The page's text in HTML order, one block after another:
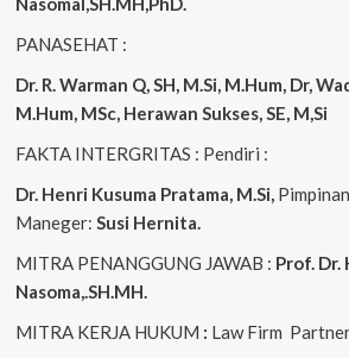
PANASEHAT :
Dr. R. Warman Q, SH, M.Si, M.Hum, Dr,
M.Hum, MSc, Herawan Sukses, SE, M,Si
FAKTA INTERGRITAS : Pendiri :
Dr. Henri Kusuma Pratama, M.Si,
Maneger: Susi Hernita.
MITRA PENANGGUNG JAWAB : Prof. Dr.
Nasoma,.SH.MH.
MITRA KERJA HUKUM : Law Firm